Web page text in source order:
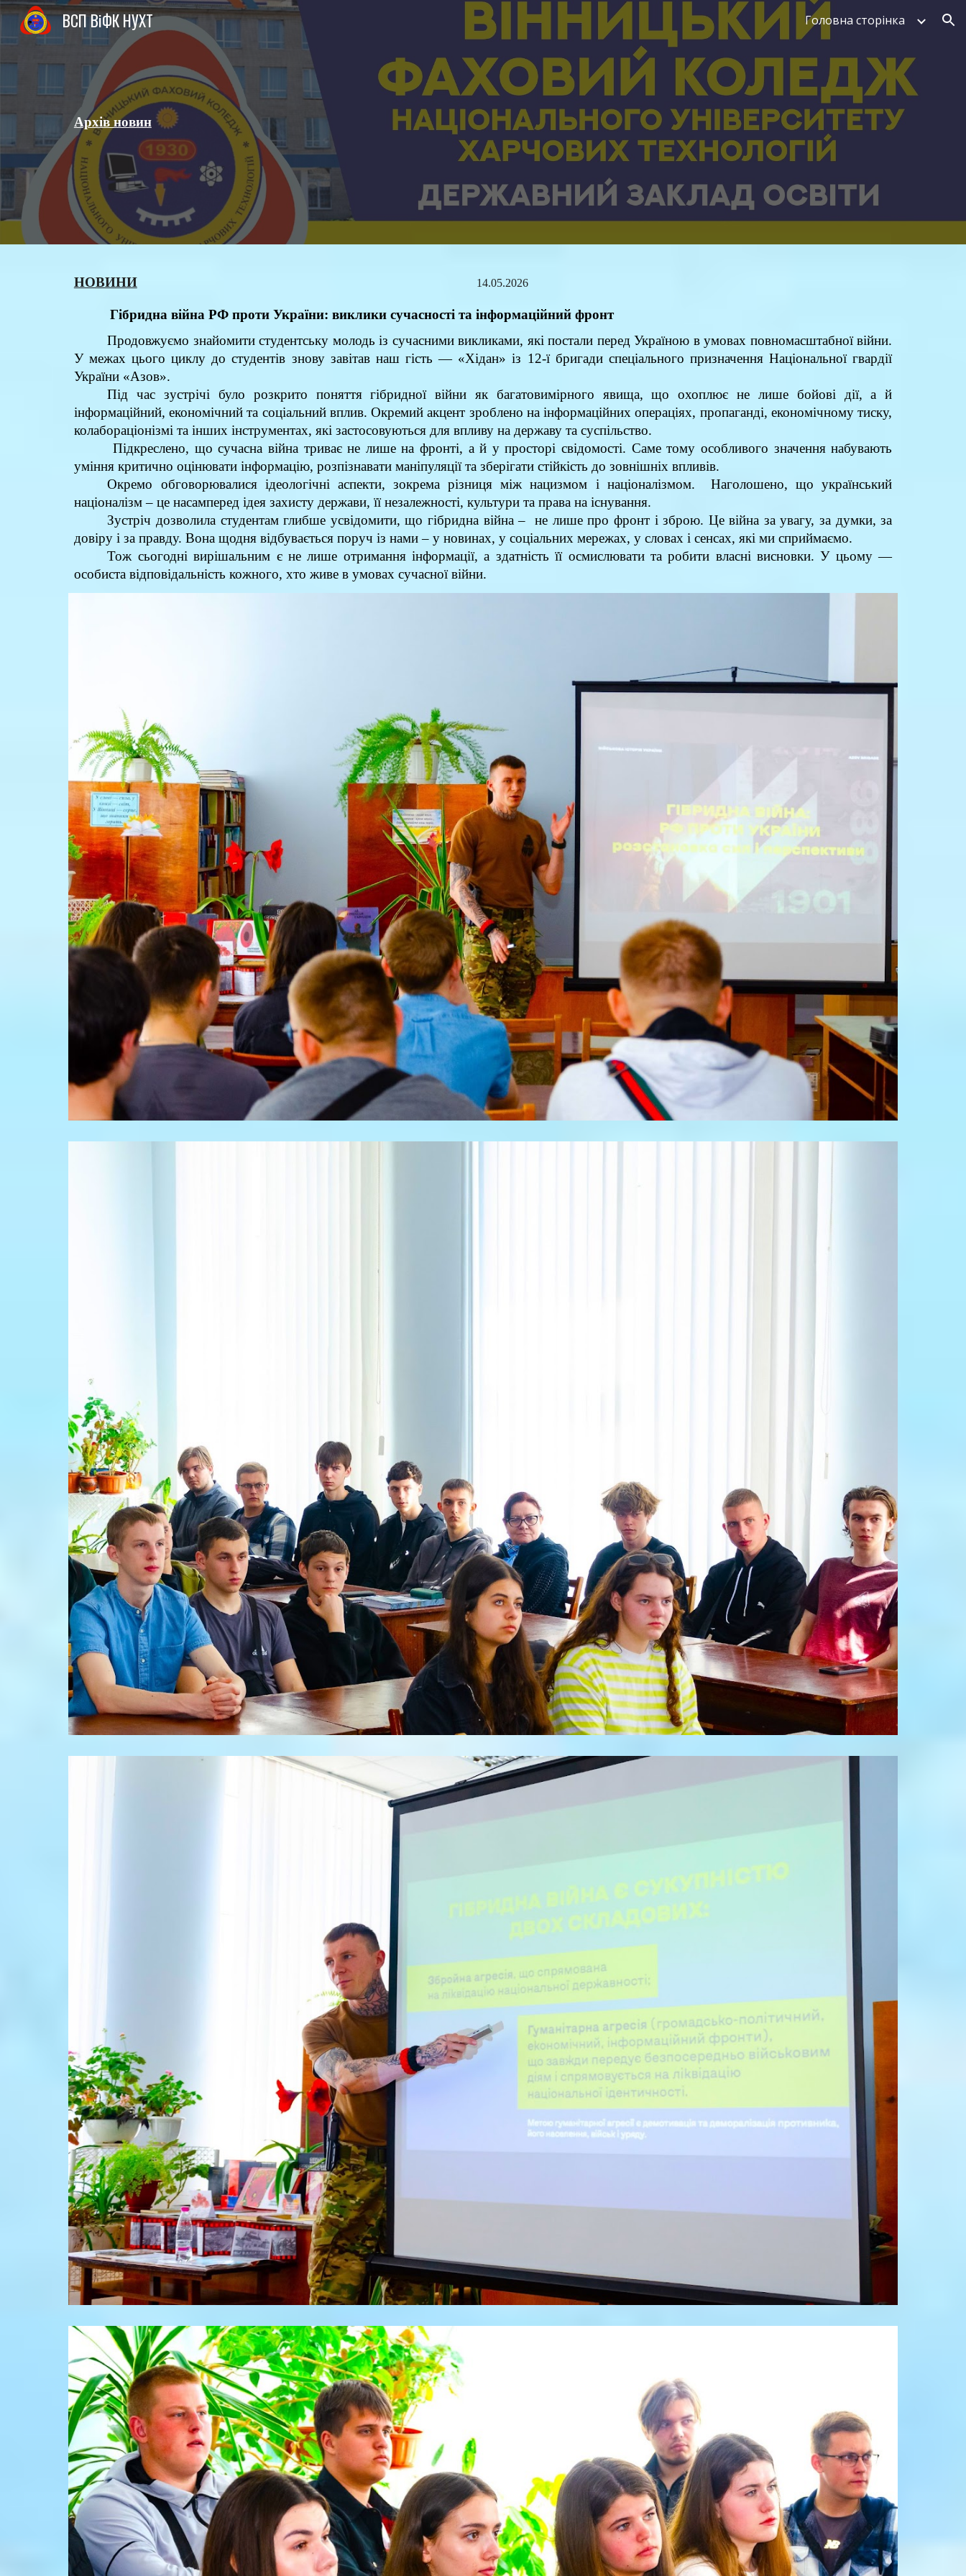
Skip to navigation
ВСП ВіФК НУХТ Головна сторінка
Архів новин
НОВИНИ 14.05.2026
Гібридна війна РФ проти України: виклики сучасності та інформаційний фронт
Продовжуємо знайомити студентську молодь із сучасними викликами, які постали перед Україною в умовах повномасштабної війни.
У межах цього циклу до студентів знову завітав наш гість — «Хідан» із 12-ї бригади спеціального призначення Національної гвардії
України «Азов».
Під час зустрічі було розкрито поняття гібридної війни як багатовимірного явища, що охоплює не лише бойові дії, а й
інформаційний, економічний та соціальний вплив. Окремий акцент зроблено на інформаційних операціях, пропаганді, економічному тиску,
колабораціонізмі та інших інструментах, які застосовуються для впливу на державу та суспільство.
Підкреслено, що сучасна війна триває не лише на фронті, а й у просторі свідомості. Саме тому особливого значення набувають
уміння критично оцінювати інформацію, розпізнавати маніпуляції та зберігати стійкість до зовнішніх впливів.
Окремо обговорювалися ідеологічні аспекти, зокрема різниця між нацизмом і націоналізмом. Наголошено, що український
націоналізм – це насамперед ідея захисту держави, її незалежності, культури та права на існування.
Зустріч дозволила студентам глибше усвідомити, що гібридна війна – не лише про фронт і зброю. Це війна за увагу, за думки, за
довіру і за правду. Вона щодня відбувається поруч із нами – у новинах, у соціальних мережах, у словах і сенсах, які ми сприймаємо.
Тож сьогодні вирішальним є не лише отримання інформації, а здатність її осмислювати та робити власні висновки. У цьому —
особиста відповідальність кожного, хто живе в умовах сучасної війни.